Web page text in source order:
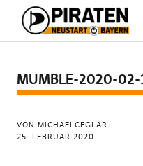
MUMBLE-2020-02-
VON MICHAELCEGLAR
25. FEBRUAR 2020